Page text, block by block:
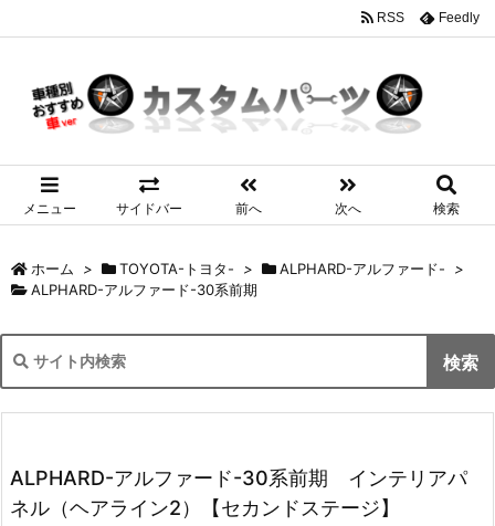
メニュー サイドバー 前へ 次へ 検索
RSS Feedly
ホーム > TOYOTA-トヨタ- > ALPHARD-アルファード-
>
ALPHARD-アルファード-30系前期
ALPHARD-アルファード-30系前期 インテリアパ
ネル（ヘアライン2）【セカンドステージ】